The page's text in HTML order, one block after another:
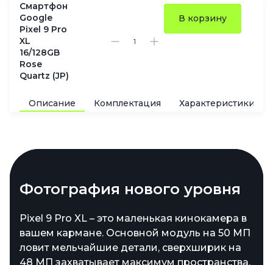
Смартфон
Google
Pixel 9 Pro
XL
16/128GB
Rose
Quartz (JP)
В корзину
Описание Комплектация Характеристики
Экран, который восхищает
6,8 дюймов удовольствия – так можно
описать Super Actua LTPO OLED-дисплей
нового Pixel. Разрешение 1344 x 2992
пикселей, плавность картинки от 1 до 120 Гц
Фотография нового уровня
Pixel 9 Pro XL – это маленькая кинокамера в
вашем кармане. Основной модуль на 50 МП
ловит мельчайшие детали, сверхширик на
48 МП захватывает максимум пространства,
Долговечный заряд и
Аккумулятор на 5060 мАч – это не просто
цифры, а гарантия того, что Pixel 9 Pro XL
Простор для данных
Внутри – 16 ГБ оперативной памяти
LPDDR5X, которая разгоняет работу
устройства до космических скоростей. Для
хранения контента предлагается выбор: от